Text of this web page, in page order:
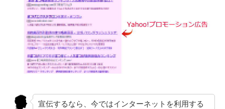
宣伝するなら、今ではインターネットを利用する